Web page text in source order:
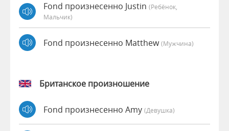
Fond произнесенно Justin (Ребёнок,
Мальчик)
Fond произнесенно Matthew(мужчина)
Британское произношение
Fond произнесенно Amy (девушка)